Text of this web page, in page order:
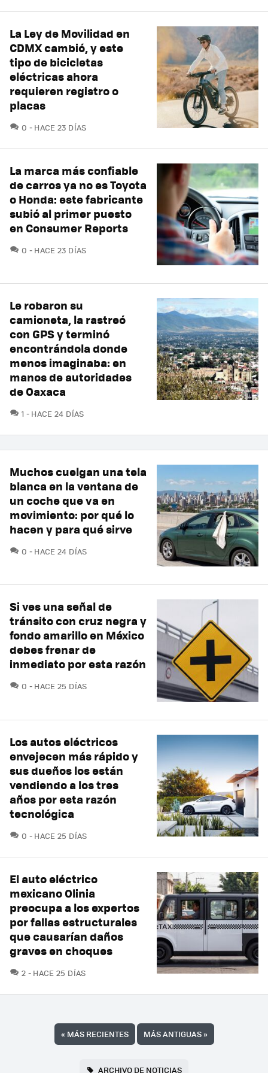
La Ley de Movilidad en
CDMX cambió, y este
tipo de bicicletas
eléctricas ahora
requieren registro o
placas
0 COMENTARIOS
HACE 23 DÍAS
La marca más confiable
de carros ya no es Toyota
o Honda: este fabricante
subió al primer puesto
en Consumer Reports
0 COMENTARIOS
HACE 23 DÍAS
Le robaron su
camioneta, la rastreó
con GPS y terminó
encontrándola donde
menos imaginaba: en
manos de autoridades
de Oaxaca
1 COMENTARIOS
HACE 24 DÍAS
Muchos cuelgan una tela
blanca en la ventana de
un coche que va en
movimiento: por qué lo
hacen y para qué sirve
0 COMENTARIOS
HACE 24 DÍAS
Si ves una señal de
tránsito con cruz negra y
fondo amarillo en México
debes frenar de
inmediato por esta razón
0 COMENTARIOS
HACE 25 DÍAS
Los autos eléctricos
envejecen más rápido y
sus dueños los están
vendiendo a los tres
años por esta razón
tecnológica
0 COMENTARIOS
HACE 25 DÍAS
El auto eléctrico
mexicano Olinia
preocupa a los expertos
por fallas estructurales
que causarían daños
graves en choques
2 COMENTARIOS
HACE 25 DÍAS
« MÁS RECIENTES MÁS ANTIGUAS»
ARCHIVO DE NOTICIAS